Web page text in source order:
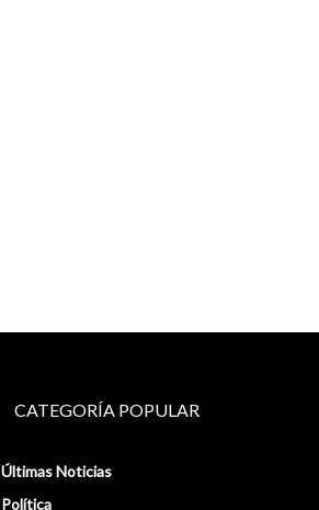
CATEGORÍA POPULAR
Últimas Noticias
Política